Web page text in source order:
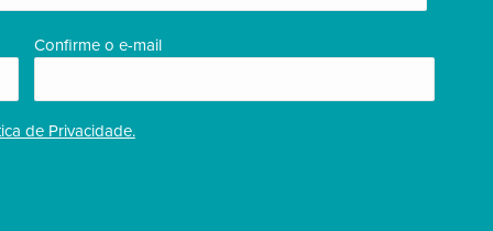
Confirme o e-mail
de Privacidade.